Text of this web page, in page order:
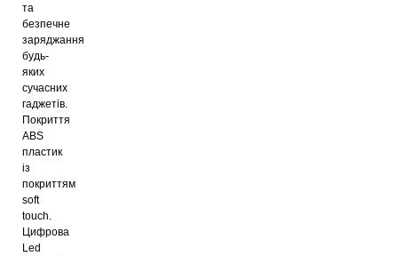
та
безпечне
заряджання
будь-
яких
сучасних
гаджетів.
Покриття
АBS
пластик
із
покриттям
soft
touch.
Цифрова
Led